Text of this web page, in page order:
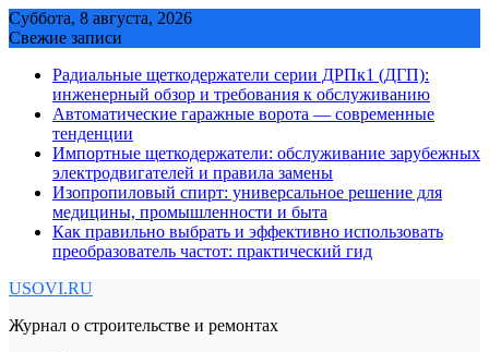
Skip
to
Суббота, 8 августа, 2026
Свежие записи
Радиальные щеткодержатели серии ДРПк1 (ДГП):
инженерный обзор и требования к обслуживанию
Автоматические гаражные ворота — современные
тенденции
Импортные щеткодержатели: обслуживание зарубежных
электродвигателей и правила замены
Изопропиловый спирт: универсальное решение для
медицины, промышленности и быта
Как правильно выбрать и эффективно использовать
преобразователь частот: практический гид
USOVI.RU
Журнал о строительстве и ремонтах